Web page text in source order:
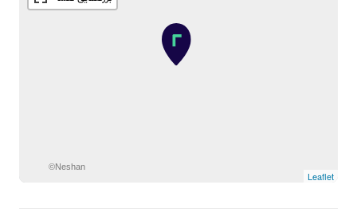
Leaflet
©Neshan